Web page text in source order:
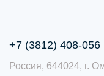
+7 (3812) 408-056
Россия, 644024, г.